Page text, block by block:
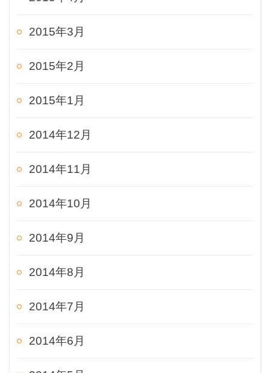
2015年3月
2015年2月
2015年1月
2014年12月
2014年11月
2014年10月
2014年9月
2014年8月
2014年7月
2014年6月